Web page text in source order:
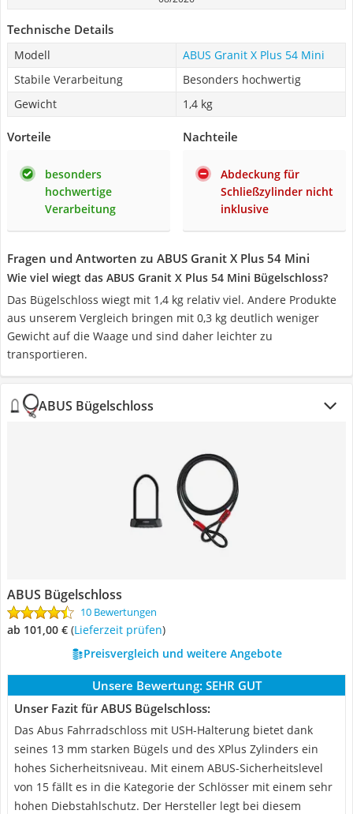
Technische Details
Modell
ABUS Granit X Plus 54 Mini
Stabile Verarbeitung
Besonders hochwertig
Gewicht
1,4 kg
Vorteile
besonders
hochwertige
Verarbeitung
Nachteile
Abdeckung für
Schließzylinder nicht
inklusive
Fragen und Antworten zu ABUS Granit X Plus 54 Mini
Wie viel wiegt das ABUS Granit X Plus 54 Mini Bügelschloss?
Das Bügelschloss wiegt mit 1,4 kg relativ viel. Andere Produkte
aus unserem Vergleich bringen mit 0,3 kg deutlich weniger
Gewicht auf die Waage und sind daher leichter zu
transportieren.
ABUS Bügelschloss
ABUS Bügelschloss
10 Bewertungen
ab 101,00 € (Lieferzeit prüfen)
Preisvergleich und weitere Angebote
Unsere Bewertung: SEHR GUT
Unser Fazit für ABUS Bügelschloss:
Das Abus Fahrradschloss mit USH-Halterung bietet dank
seines 13 mm starken Bügels und des XPlus Zylinders ein
hohes Sicherheitsniveau. Mit einem ABUS-Sicherheitslevel
von 15 fällt es in die Kategorie der Schlösser mit einem sehr
hohen Diebstahlschutz. Der Hersteller legt bei diesem